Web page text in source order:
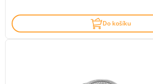
Do košíku